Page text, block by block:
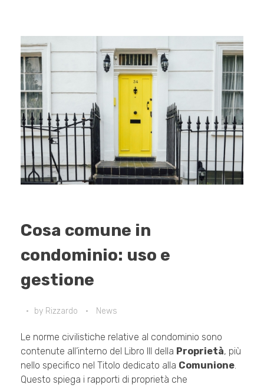
Cosa comune in
condominio: uso e
gestione
by Rizzardo News
Le norme civilistiche relative al condominio sono
contenute all’interno del Libro III della Proprietà, più
nello specifico nel Titolo dedicato alla Comunione
Questo spiega i rapporti di proprietà che